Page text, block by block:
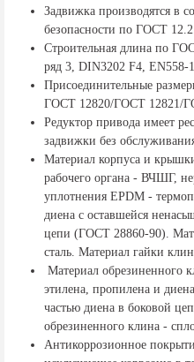
Задвижка производятся в
безопасности по ГОСТ
Строительная длина по
ряд 3, DIN3202 F4, EN558-
Присоединительные
ГОСТ 12820/ГОСТ 12821/
Редуктор привода имеет
задвижки без
Материал корпуса и
рабочего органа - ВЧШГ,
уплотнения ЕРDМ -
диена с оставшейся
цепи (ГОСТ 28860-90).
сталь. Материал гайки
Материал обрезиненного
этилена, пропилена и
частью диена в боковой
обрезиненного клина -
Антикоррозионное